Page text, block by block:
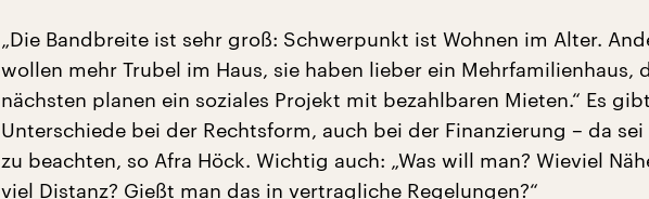
„Die Bandbreite ist sehr groß: Schwerpunkt ist Wohnen im Alter.
wollen mehr Trubel im Haus, sie haben lieber ein Mehrfamilienhaus,
nächsten planen ein soziales Projekt mit bezahlbaren Mieten.“ Es gibt
Unterschiede bei der Rechtsform, auch bei der Finanzierung – da sei
zu beachten, so Afra Höck. Wichtig auch: „Was will man? Wieviel
viel Distanz? Gießt man das in vertragliche Regelungen?“